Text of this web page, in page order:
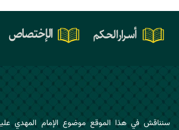
سنناقش في هذا الموقع موضوع الإمام المهدي